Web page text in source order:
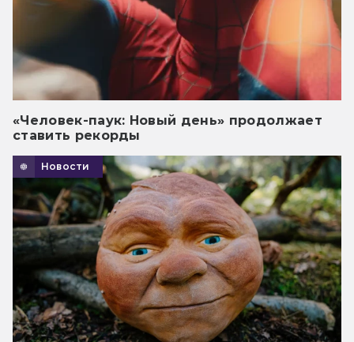
«Человек-паук: Новый день» продолжает
ставить рекорды
Новости